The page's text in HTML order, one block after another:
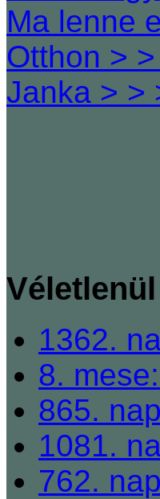
Ma lenne
Otthon >
Janka > >
1362.
8.
865.
1081.
762.